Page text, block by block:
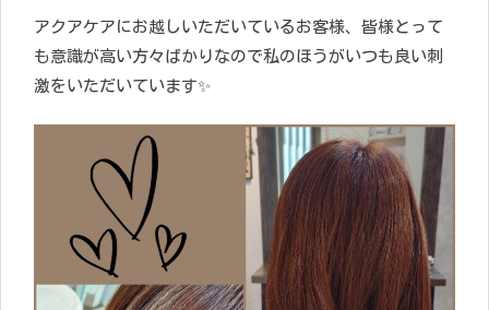
アクアケアにお越しいただいているお客様、皆様とって
も意識が高い方々ばかりなので私のほうがいつも良い刺
激をいただいています✨